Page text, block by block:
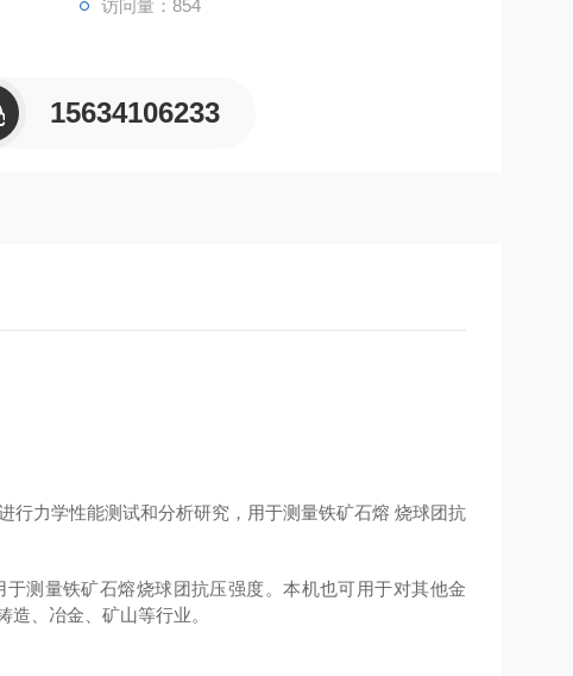
访问量：854
15634106233
行力学性能测试和分析研究，用于测量铁矿石熔 烧球团抗
测量铁矿石熔烧球团抗压强度。本机也可用于对其他金
、冶金、矿山等行业。